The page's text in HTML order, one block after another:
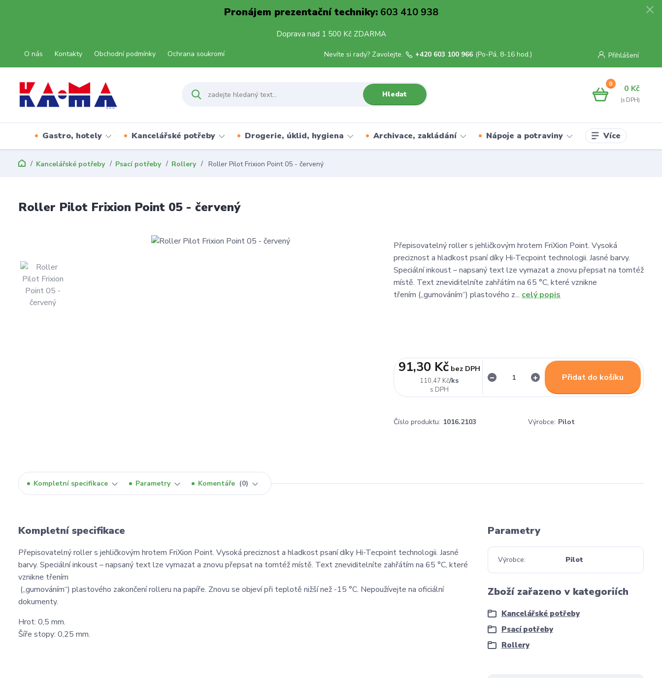
Pronájem prezentační techniky:603 410 938
Doprava nad 1 500 Kč ZDARMA
O nás Kontakty Obchodní podmínky Ochrana soukromí Přihlášení
Hledat
Nevíte si rady? Zavolejte. +420 603 100 966 (Po-Pá, 8-16 hod.)
0 0 Kč
Gastro, hotely Kancelářské potřeby Drogerie, úklid, hygiena Archivace, zakládání Nápoje a potraviny Více
Kancelářské potřeby Psací potřeby Rollery Roller Pilot Frixion Point 05 - červený
Roller Pilot Frixion Point 05 - červený
Přepisovatelný roller s jehličkovým hrotem FriXion Point. Vysoká
preciznost a hladkost psaní díky Hi-Tecpoint technologii. Jasné barvy.
Speciální inkoust – napsaný text lze vymazat a znovu přepsat na tomtéž
místě. Text zneviditelníte zahřátím na 65 °C, které vznikne
třením („gumováním“) plastového z... celý popis
110,47 Kč/ks
91,30 Kč bez DPH
Přidat do košíku
Číslo produktu: 1016.2103 Výrobce: Pilot
Kompletní specifikace Parametry Komentáře 0
Kompletní specifikace
Přepisovatelný roller s jehličkovým hrotem FriXion Point. Vysoká preciznost a hladkost psaní díky Hi-Tecpoint technologii. Jasné
barvy. Speciální inkoust – napsaný text lze vymazat a znovu přepsat na tomtéž místě. Text zneviditelníte zahřátím na 65 °C, které
vznikne třením
(„gumováním“) plastového zakončení rolleru na papíře. Znovu se objeví při teplotě nižší než -15 °C. Nepoužívejte na oficiální
dokumenty.
Hrot: 0,5 mm.
Šíře stopy: 0,25 mm.
Parametry
Výrobce Pilot
Zboží zařazeno v kategoriích
Kancelářské potřeby
Psací potřeby
Rollery